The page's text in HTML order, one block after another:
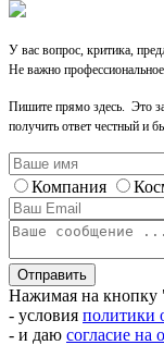
У вас вопрос, критика,
Не важно
Пишите прямо здесь. Это
получить ответ честный и
Компания
Отправить
Нажимая на
- условия политики
- и даю согласие на